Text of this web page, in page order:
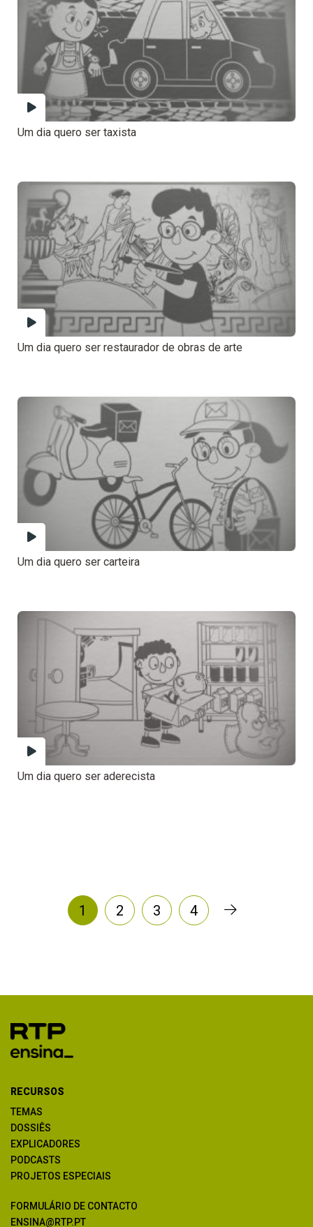
Um dia quero ser taxista
Um dia quero ser restaurador de obras de arte
Um dia quero ser carteira
Um dia quero ser aderecista
1 2 3 4
RECURSOS
TEMAS
DOSSIÊS
EXPLICADORES
PODCASTS
PROJETOS ESPECIAIS
FORMULÁRIO DE CONTACTO
ENSINA@RTP.PT